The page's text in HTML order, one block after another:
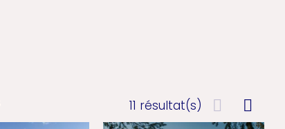
11 résultat(s)